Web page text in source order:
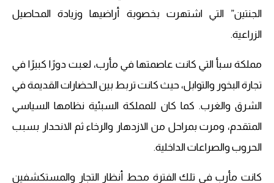
الجنتين” التي اشتهرت بخصوبة أراضيها وزيادة المحاصيل
الزراعية.
مملكة سبأ التي كانت عاصمتها في مأرب، لعبت دورًا كبيرًا في
تجارة البخور والتوابل، حيث كانت تربط بين الحضارات القديمة في
الشرق والغرب. كما كان للمملكة السبئية نظامها السياسي
المتقدم، ومرت بمراحل من الازدهار والرخاء ثم الانحدار بسبب
الحروب والصراعات الداخلية.
كانت مأرب في تلك الفترة محط أنظار التجار والمستكشفين